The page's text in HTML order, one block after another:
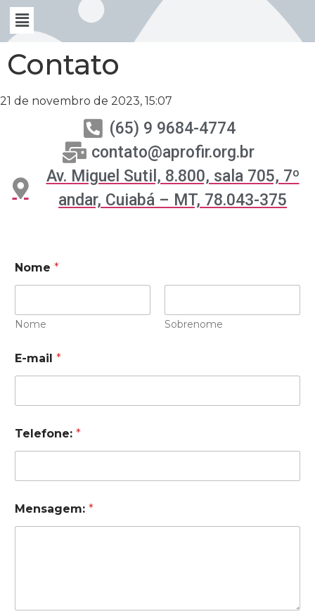
Contato
21 de novembro de 2023, 15:07
(65) 9 9684-4774
contato@aprofir.org.br
Av. Miguel Sutil, 8.800, sala 705, 7º
andar, Cuiabá – MT, 78.043-375
Nome *
Nome Sobrenome
E-mail *
Telefone: *
Mensagem: *